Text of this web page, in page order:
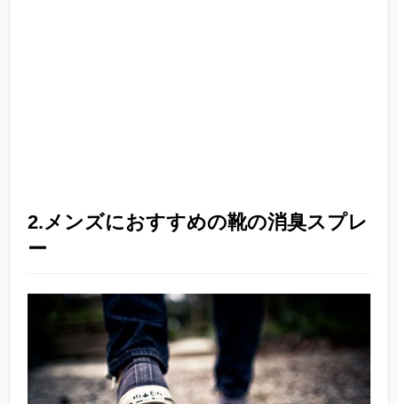
2.メンズにおすすめの靴の消臭スプレ
ー